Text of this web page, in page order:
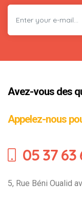
Avez-vous des
Appelez-nous
05 37 63
5, Rue Béni Oualid